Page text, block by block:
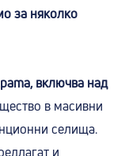
за няколко
включва над
в масивни
селища.
и